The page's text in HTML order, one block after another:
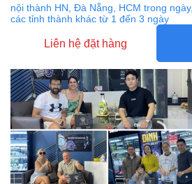
nội thành HN, Đà Nẵng, HCM trong ngày,
các tỉnh thành khác từ 1 đến 3 ngày
Liên hệ đặt hàng